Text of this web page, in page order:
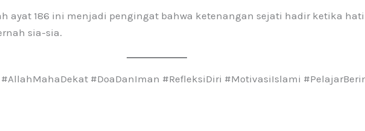
ayat 186 ini menjadi pengingat bahwa ketenangan sejati hadir ketika
sia-sia.
#DoaDanIman #RefleksiDiri #MotivasiIslami